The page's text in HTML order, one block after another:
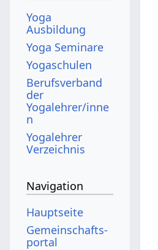
Yoga
Ausbildung
Yoga Seminare
Yogaschulen
Berufsverband
der
Yogalehrer/inne
n
Yogalehrer
Verzeichnis
Navigation
Hauptseite
Gemeinschafts­
portal